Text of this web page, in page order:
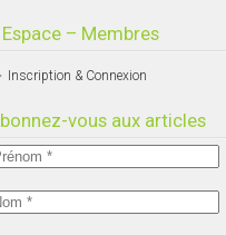
Espace – Membres
Inscription & Connexion
vous aux articles